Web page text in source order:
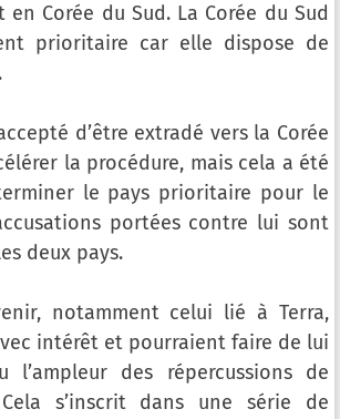
en Corée du Sud. La Corée du Sud
prioritaire car elle dispose de
d’être extradé vers la Corée
la procédure, mais cela a été
le pays prioritaire pour le
portées contre lui sont
deux pays.
notamment celui lié à Terra,
intérêt et pourraient faire de lui
l’ampleur des répercussions de
Cela s’inscrit dans une série de